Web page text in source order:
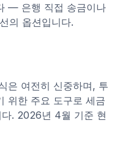
— 은행 직접 송금이나
의 옵션입니다.
은 여전히 신중하며, 투
위한 주요 도구로 세금
. 2026년 4월 기준 현